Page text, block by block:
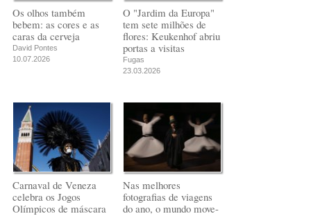
Os olhos também
bebem: as cores e as
caras da cerveja
David Pontes
10.07.2026
O "Jardim da Europa"
tem sete milhões de
flores: Keukenhof abriu
portas a visitas
Fugas
23.03.2026
Carnaval de Veneza
celebra os Jogos
Olímpicos de máscara
Nas melhores
fotografias de viagens
do ano, o mundo move-